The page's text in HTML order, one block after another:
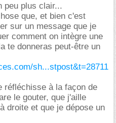
peu plus clair...
que, et bien c'est
sur un message que je
comment on intègre une
te donneras peut-être un
sh...stpost&t=28711
réfléchisse à la façon de
le gouter, que j'aille
droite et que je dépose un